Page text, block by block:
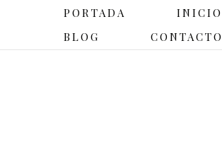
PORTADA INICIO
BLOG
CONTACTO